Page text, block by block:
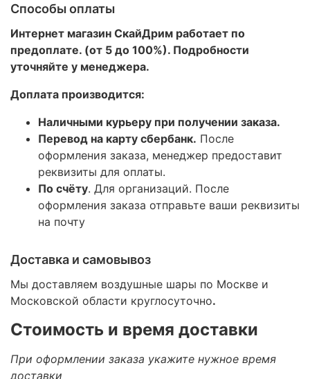
Способы оплаты
Интернет магазин СкайДрим работает по
предоплате. (от 5 до 100%). Подробности
уточняйте у менеджера.
Доплата производится:
Наличными курьеру при получении заказа.
Перевод на карту сбербанк. После
оформления заказа, менеджер предоставит
реквизиты для оплаты.
По счёту. Для организаций. После
оформления заказа отправьте ваши реквизиты
на почту
Доставка и самовывоз
Мы доставляем воздушные шары по Москве и
Московской области круглосуточно.
Стоимость и время доставки
При оформлении заказа укажите нужное время
доставки